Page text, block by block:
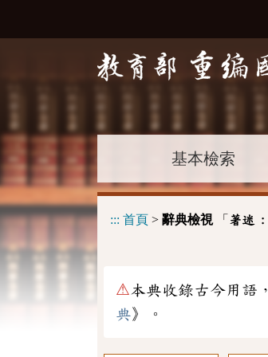
基本檢索
::: 首頁 > 辭典檢視「 著迷 :
⚠本典收錄古今用語，
典》。